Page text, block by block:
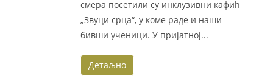
смера посетили су инклузивни кафић
„Звуци срца“, у коме раде и наши
бивши ученици. У пријатној...
Детаљно